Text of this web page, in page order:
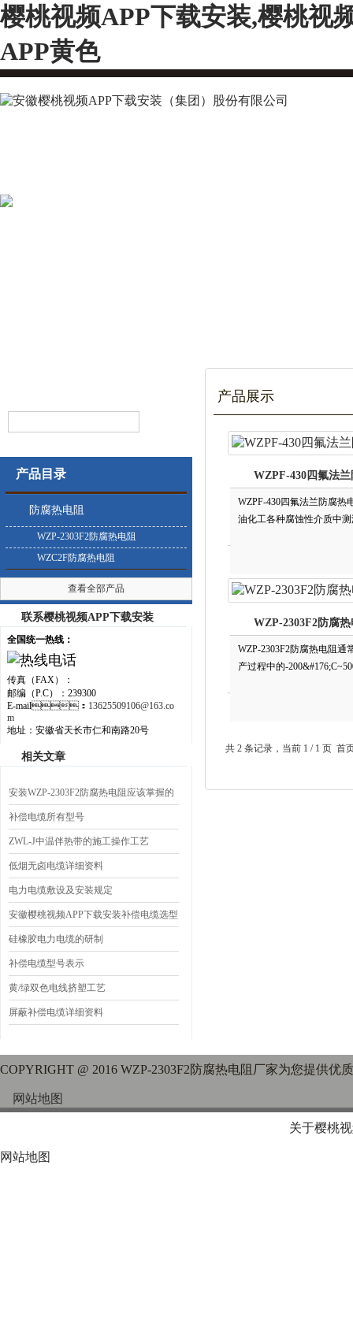
樱桃视频APP下载安装,樱桃视
APP黄色
产品目录
防腐热电阻
WZP-2303F2防腐热电阻
WZC2F防腐热电阻
查看全部产品
联系樱桃视频APP下载安装
全国统一热线：
传真（FAX）：
邮编（P.C）：239300
E-mail： 13625509106@163.co
m
地址：安徽省天长市仁和南路20号
相关文章
安装WZP-2303F2防腐热电阻应该掌握的
要点
补偿电缆所有型号
ZWL-J中温伴热带的施工操作工艺
低烟无卤电缆详细资料
电力电缆敷设及安装规定
安徽樱桃视频APP下载安装补偿电缆选型
与说明
硅橡胶电力电缆的研制
补偿电缆型号表示
黄/绿双色电线挤塑工艺
屏蔽补偿电缆详细资料
产品展示
WZPF-430四氟法
WZPF-430四氟法兰防腐热
油化工各种腐蚀性介质中测温
WZP-2303F2防腐热
WZP-2303F2防腐热电阻通常
产过程中的-
共 2 条记录，当前 1 / 1 页
COPYRIGHT @ 2016 WZP-2303F2防腐热电阻厂家为您提供优
网站地图
关于樱桃
网站地图